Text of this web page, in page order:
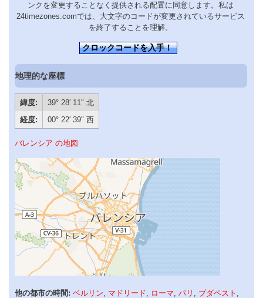
ンクを変更することなく提供される配置に同意します。私は
24timezones.comでは、大文字のコードが変更されているサービス
を終了することを理解。
クロックコードを入手！
地理的な座標
緯度:
39° 28′ 11″ 北
経度:
00° 22′ 39″ 西
バレンシア の地図
他の都市の時間: ベルリン マドリード ローマ パリ ブダペスト